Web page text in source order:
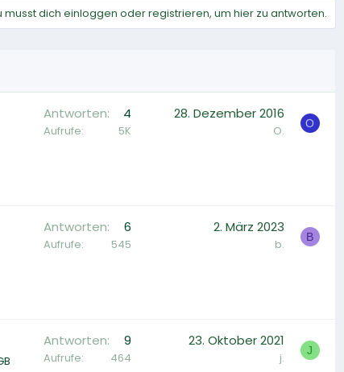
musst dich einloggen oder registrieren, um hier zu antworten.
Antworten 4
Aufrufe 5K
28. Dezember 2016
O. O
Antworten 6
Aufrufe 545
2. März 2023
b. B
Antworten 9
Aufrufe 464
23. Oktober 2021
j. J